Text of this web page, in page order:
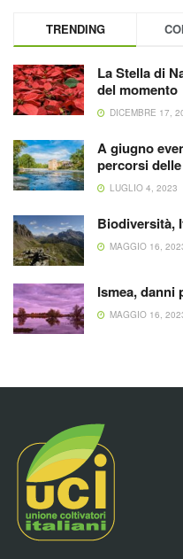
TRENDING
La Stella di
del momento
DICEMBRE 17,
A giugno
percorsi
LUGLIO 4, 2023
Biodiversità,
MAGGIO 16,
Ismea, danni
MAGGIO 16,